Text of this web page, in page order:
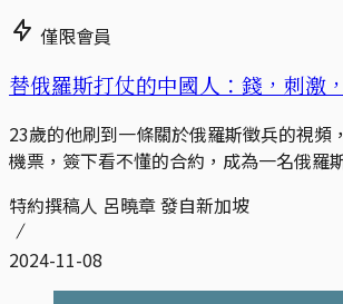
僅限會員
替俄羅斯打仗的中國人：錢，刺激
23歲的他刷到一條關於俄羅斯徵兵的視頻
機票，簽下看不懂的合約，成為一名俄羅
特約撰稿人 呂曉章 發自新加坡
2024-11-08